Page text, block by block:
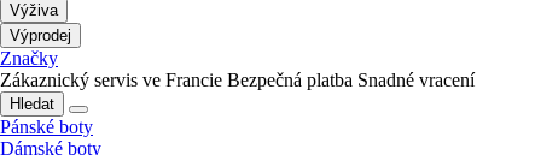
Výživa
Výprodej
Značky
Zákaznický servis ve Francie Bezpečná platba Snadné vracení
Hledat
Pánské boty
Dámské boty